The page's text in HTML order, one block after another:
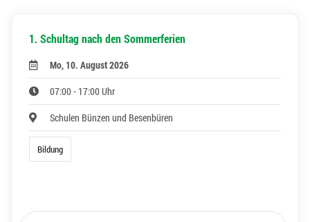
1. Schultag nach den Sommerferien
Mo, 10. August 2026
07:00 - 17:00 Uhr
Schulen Bünzen und Besenbüren
Bildung